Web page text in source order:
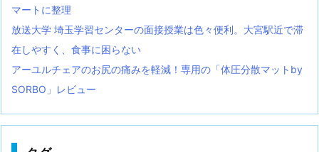
マートに整理
放送大学 埼玉学習センターの面接授業は色々便利。大宮駅近で滞
在しやすく、食事に困らない
アーユルチェアのお尻の痛みを軽減！専用の「体圧分散マットby
SORBO」レビュー